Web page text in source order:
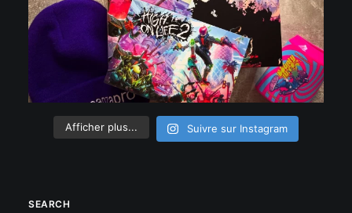
Afficher plus... Suivre sur Instagram
SEARCH